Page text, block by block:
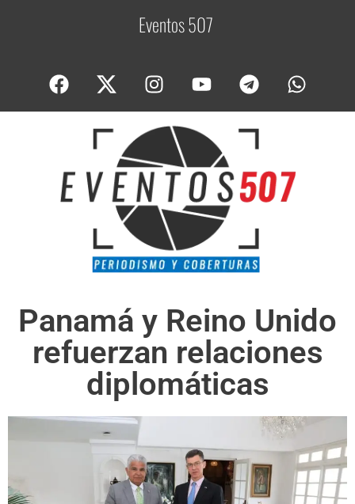
Eventos 507C
Panamá y Reino Unido
refuerzan relaciones
diplomáticas